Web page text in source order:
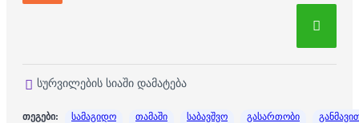
სურვილების სიაში დამატება
თეგები:
სამაგიდო
თამაში
საბავშვო
გასართობი